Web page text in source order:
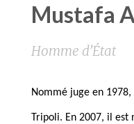
Mustafa
Homme d’État
Nommé juge en
Tripoli. En 2007, il est